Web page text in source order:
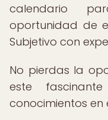
calendario
oportunidad de
Subjetivo con
No pierdas la
este
conocimientos en